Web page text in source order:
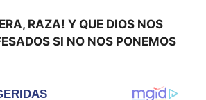
RAZA! Y QUE DIOS NOS
SI NO NOS PONEMOS